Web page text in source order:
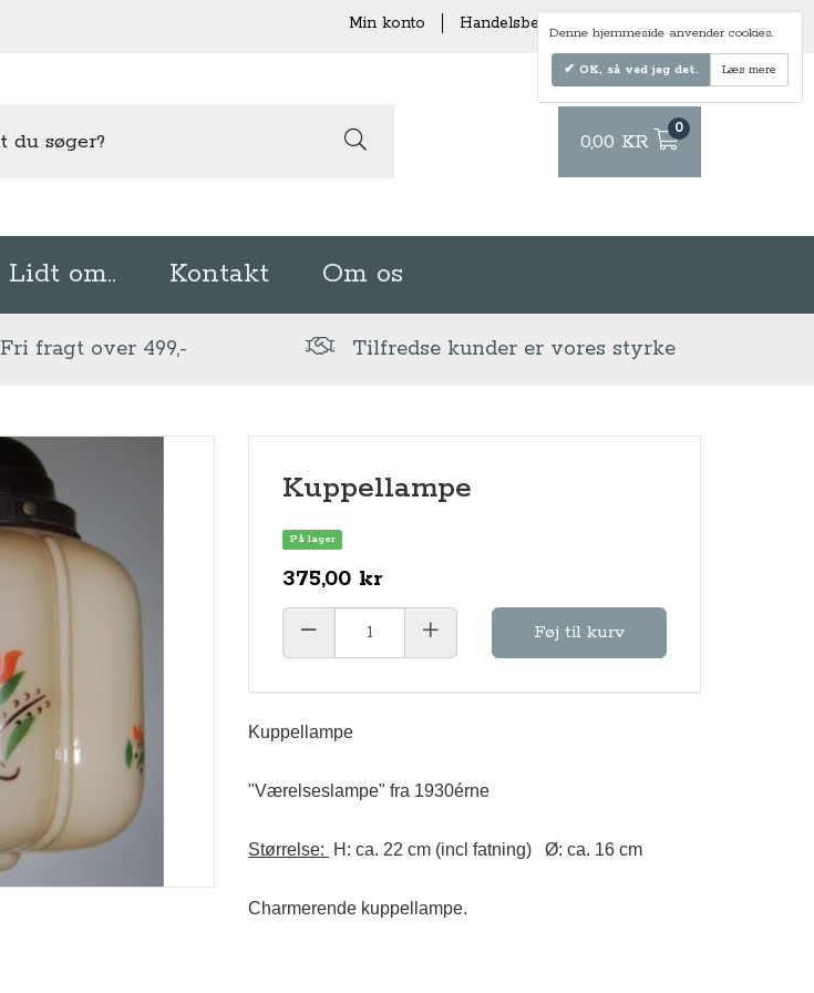
Min konto Handelsbetingelser
0,00 KR
0
Lidt om.. Kontakt Om os
Fri fragt over 499,- Tilfredse kunder er vores styrke
Kuppellampe
På lager
375,00 kr
Føj til kurv
Kuppellampe
"Værelseslampe" fra 1930érne
Størrelse: H: ca. 22 cm (incl fatning) Ø: ca. 16 cm
Charmerende kuppellampe.
Denne hjemmeside anvender cookies.
OK, så ved jeg det. Læs mere